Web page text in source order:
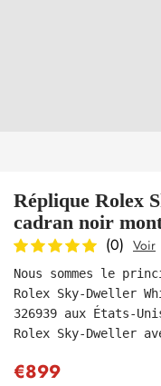
Réplique Rolex
cadran noir
(0) Voir
Nous sommes le
Rolex Sky-Dweller
326939 aux États-
Rolex Sky-Dweller
€899
soumettre